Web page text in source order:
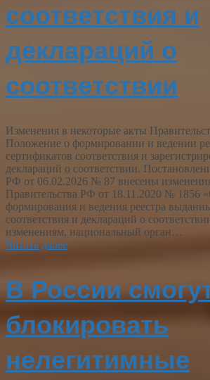
соответствия и
деклараций о
соответствии
Изменения в некоторые акты
Положение о формировании и ведении
сертификатов соответствия и
деклараций о соответствии.
РФ от 06.02.2026 № 87 внесены
Правительства РФ от 18.11.2020 № 1856
формирования и ведения реестра
соответствия и деклараций о
изменениям, национальный орган…
Читать далее
В России
блокировать
нелегитимные